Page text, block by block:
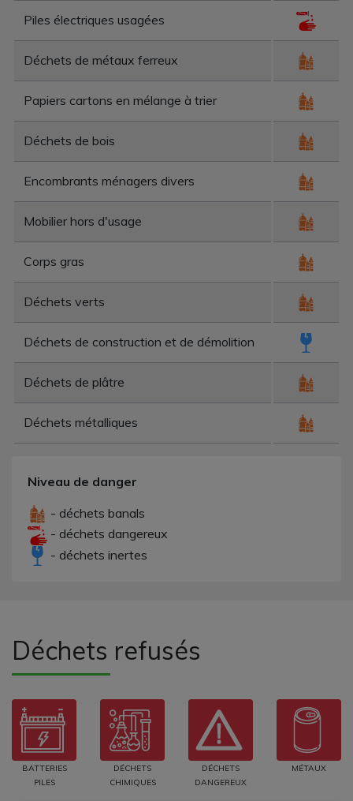
Piles électriques usagées
Déchets de métaux ferreux
Papiers cartons en mélange à trier
Déchets de bois
Encombrants ménagers divers
Mobilier hors d'usage
Corps gras
Déchets verts
Déchets de construction et de démolition
Déchets de plâtre
Déchets métalliques
Niveau de danger
- déchets banals
- déchets dangereux
- déchets inertes
Déchets refusés
BATTERIES
PILES
DÉCHETS
CHIMIQUES
DÉCHETS
DANGEREUX
MÉTAUX